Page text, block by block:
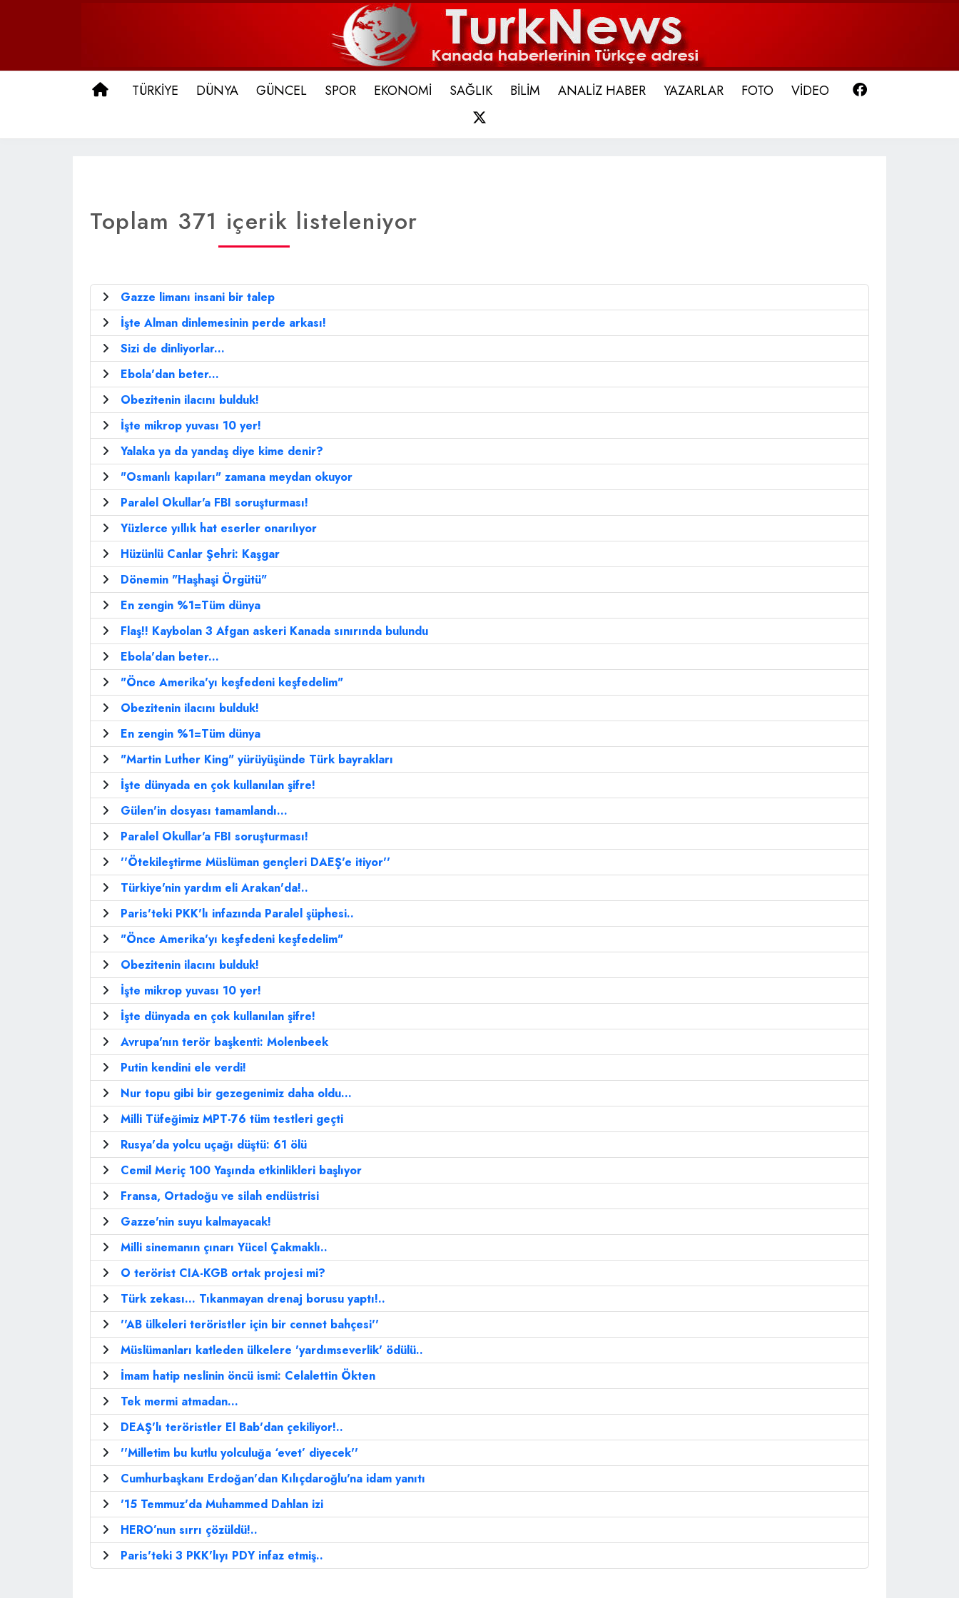
ANA SAYFA
TÜRKİYE DÜNYA GÜNCEL SPOR EKONOMİ SAĞLIK BİLİM ANALİZ HABER YAZARLAR FOTO VİDEO
Toplam 371 içerik listeleniyor
Gazze limanı insani bir talep
İşte Alman dinlemesinin perde arkası!
Sizi de dinliyorlar...
Ebola'dan beter...
Obezitenin ilacını bulduk!
İşte mikrop yuvası 10 yer!
Yalaka ya da yandaş diye kime denir?
"Osmanlı kapıları" zamana meydan okuyor
Paralel Okullar'a FBI soruşturması!
Yüzlerce yıllık hat eserler onarılıyor
Hüzünlü Canlar Şehri: Kaşgar
Dönemin "Haşhaşi Örgütü"
En zengin %1=Tüm dünya
Flaş!! Kaybolan 3 Afgan askeri Kanada sınırında bulundu
Ebola'dan beter...
"Önce Amerika'yı keşfedeni keşfedelim"
Obezitenin ilacını bulduk!
En zengin %1=Tüm dünya
"Martin Luther King" yürüyüşünde Türk bayrakları
İşte dünyada en çok kullanılan şifre!
Gülen'in dosyası tamamlandı...
Paralel Okullar'a FBI soruşturması!
''Ötekileştirme Müslüman gençleri DAEŞ'e itiyor''
Türkiye'nin yardım eli Arakan'da!..
Paris'teki PKK'lı infazında Paralel şüphesi..
"Önce Amerika'yı keşfedeni keşfedelim"
Obezitenin ilacını bulduk!
İşte mikrop yuvası 10 yer!
İşte dünyada en çok kullanılan şifre!
Avrupa'nın terör başkenti: Molenbeek
Putin kendini ele verdi!
Nur topu gibi bir gezegenimiz daha oldu...
Milli Tüfeğimiz MPT-76 tüm testleri geçti
Rusya'da yolcu uçağı düştü: 61 ölü
Cemil Meriç 100 Yaşında etkinlikleri başlıyor
Fransa, Ortadoğu ve silah endüstrisi
Gazze'nin suyu kalmayacak!
Milli sinemanın çınarı Yücel Çakmaklı..
O terörist CIA-KGB ortak projesi mi?
Türk zekası... Tıkanmayan drenaj borusu yaptı!..
''AB ülkeleri teröristler için bir cennet bahçesi''
Müslümanları katleden ülkelere 'yardımseverlik' ödülü..
İmam hatip neslinin öncü ismi: Celalettin Ökten
Tek mermi atmadan...
DEAŞ'lı teröristler El Bab'dan çekiliyor!..
''Milletim bu kutlu yolculuğa ‘evet’ diyecek''
Cumhurbaşkanı Erdoğan'dan Kılıçdaroğlu'na idam yanıtı
'15 Temmuz'da Muhammed Dahlan izi
HERO’nun sırrı çözüldü!..
Paris'teki 3 PKK'lıyı PDY infaz etmiş..